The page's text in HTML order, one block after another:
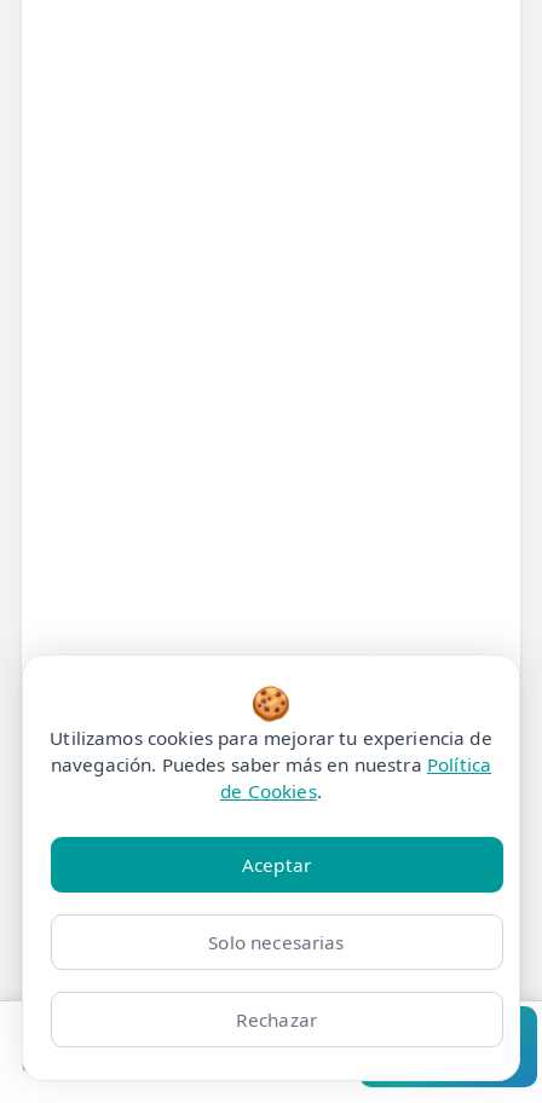
Clínicas
Tratamiento de
Fisioterapia para Dolor y
Debilidad de Agarre en
Madrid
Pedir cita Consultar
🍪
Utilizamos cookies para mejorar tu experiencia de
navegación. Puedes saber más en nuestra Política
de Cookies.
Aceptar
Solo necesarias
Rechazar